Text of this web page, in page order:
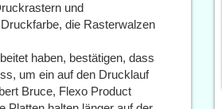
und
die Rasterwalzen
haben, bestätigen, dass
um ein auf den Drucklauf
Bruce, Flexo Product